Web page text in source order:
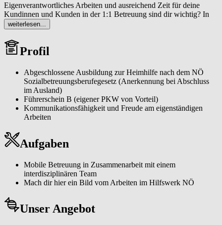
Eigenverantwortliches Arbeiten und ausreichend Zeit für deine
Kundinnen und Kunden in der 1:1 Betreuung sind dir wichtig? In
der mobilen Pflege & Betreuung beim Hilfswerk Niederösterreich
sitzt du selbst am Steuer! Werde auch du Teil unseres Teams: in
Ottenschlag bieten wir ab sofort die Jobposition Heimhilfe (w/m/d)
weiterlesen...
Profil
Abgeschlossene Ausbildung zur Heimhilfe nach dem NÖ
Sozialbetreuungsberufegesetz (Anerkennung bei Abschluss
im Ausland)
Führerschein B (eigener PKW von Vorteil)
Kommunikationsfähigkeit und Freude am eigenständigen
Arbeiten
Aufgaben
Mobile Betreuung in Zusammenarbeit mit einem
interdisziplinären Team
Mach dir hier ein Bild vom Arbeiten im Hilfswerk NÖ
Unser Angebot